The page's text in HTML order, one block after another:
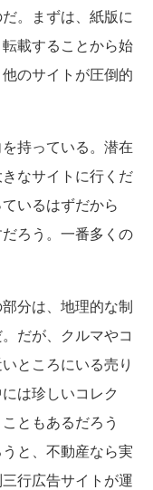
。まずは、紙版に
載することから始
のサイトが圧倒的
持っている。潜在
なサイトに行くだ
いるはずだから
ろう。一番多くの
分は、地理的な制
だが、クルマやコ
ところにいる売り
は珍しいコレク
ともあるだろう
と、不動産なら実
行広告サイトが運